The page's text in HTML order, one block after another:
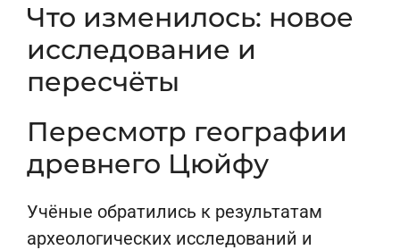
Что изменилось: новое
исследование и
пересчёты
Пересмотр географии
древнего Цюйфу
Учёные обратились к результатам
археологических исследований и